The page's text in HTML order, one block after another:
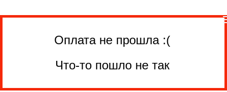
Оплата не прошла :(
Что-то пошло не так